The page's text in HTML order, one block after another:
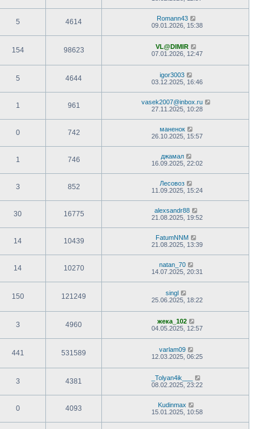
5 4614
Romann43
09.01.2026, 15:38
154 98623
VL@DIMIR
07.01.2026, 12:47
5 4644
igor3003
03.12.2025, 16:46
1 961
vasek2007@inbox.ru
27.11.2025, 10:28
0 742
маненок
26.10.2025, 15:57
1 746
джамал
16.09.2025, 22:02
3 852
Лесовоз
11.09.2025, 15:24
30 16775
alexsandr88
21.08.2025, 19:52
14 10439
FatumNNM
21.08.2025, 13:39
14 10270
natan_70
14.07.2025, 20:31
150 121249
singl
25.06.2025, 18:22
3 4960
жека_102
04.05.2025, 12:57
441 531589
varlam09
12.03.2025, 06:25
3 4381
_Tolyan4ik___
08.02.2025, 23:22
0 4093
Kudinmax
15.01.2025, 10:58